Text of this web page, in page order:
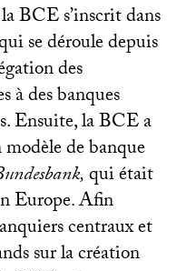
BCEs’inscrit dans
se déroule depuis
des
à des banques
Ensuite, laBCEa
de banque
qui était
Europe. Afin
centraux et
sur la création